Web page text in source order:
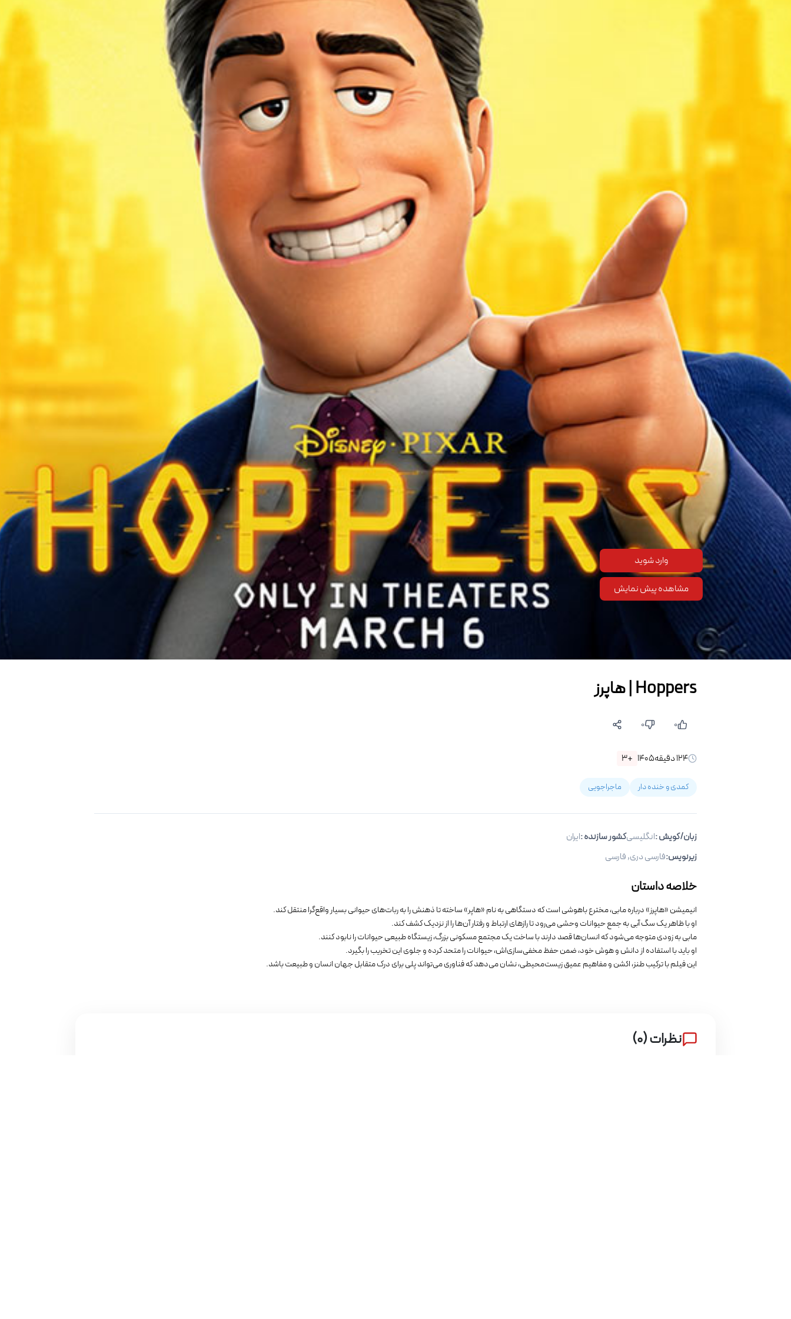
وارد شوید
مشاهده پیش نمایش
Hoppers | هاپرز
۰ ۰
۱۲۴دقیقه۱۴۰۵ +۳
کمدی و خنده دار ماجراجویی
زبان/گویش:انگلیسیکشور سازنده :ایران
زیرنویس:فارسی دری,فارسی
خلاصه داستان
انیمیشن «هاپرز» درباره مابی، مخترع باهوشی است که دستگاهی به نام «هاپر» ساخته تا ذهنش را به ربات‌های حیوانی بسیار واقع‌گرا منتقل کند.
او با ظاهر یک سگ آبی به جمع حیوانات وحشی می‌رود تا رازهای ارتباط و رفتار آن‌ها را از نزدیک کشف کند.
مابی به زودی متوجه می‌شود که انسان‌ها قصد دارند با ساخت یک مجتمع مسکونی بزرگ، زیستگاه طبیعی حیوانات را نابود کنند.
او باید با استفاده از دانش و هوش خود، ضمن حفظ مخفی‌سازی‌اش، حیوانات را متحد کرده و جلوی این تخریب را بگیرد.
این فیلم با ترکیب طنز، اکشن و مفاهیم عمیق زیست‌محیطی، نشان می‌دهد که فناوری می‌تواند پلی برای درک متقابل جهان انسان و طبیعت باشد.
نظرات(۰)